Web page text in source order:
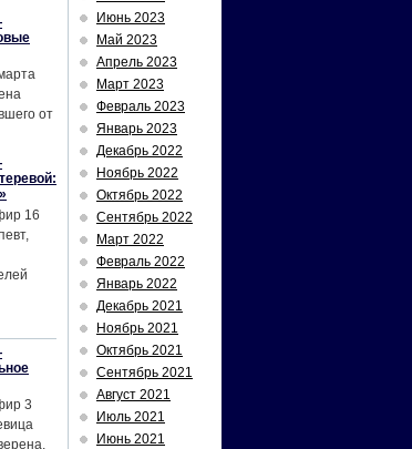
от
16
3
Июнь 2023
Май 2023
Апрель 2023
Март 2023
Февраль 2023
Январь 2023
Декабрь 2022
Ноябрь 2022
Октябрь 2022
Сентябрь 2022
Март 2022
Февраль 2022
Январь 2022
Декабрь 2021
Ноябрь 2021
Октябрь 2021
Сентябрь 2021
Август 2021
Июль 2021
Июнь 2021